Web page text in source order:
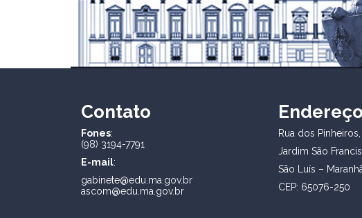
Contato
Fones:
(98) 3194-7791
E-mail:
gabinete@edu.ma.gov.br
ascom@edu.ma.gov.br
Endereço
Rua dos Pinheiros,
Jardim São
São Luís –
CEP: 65076-250